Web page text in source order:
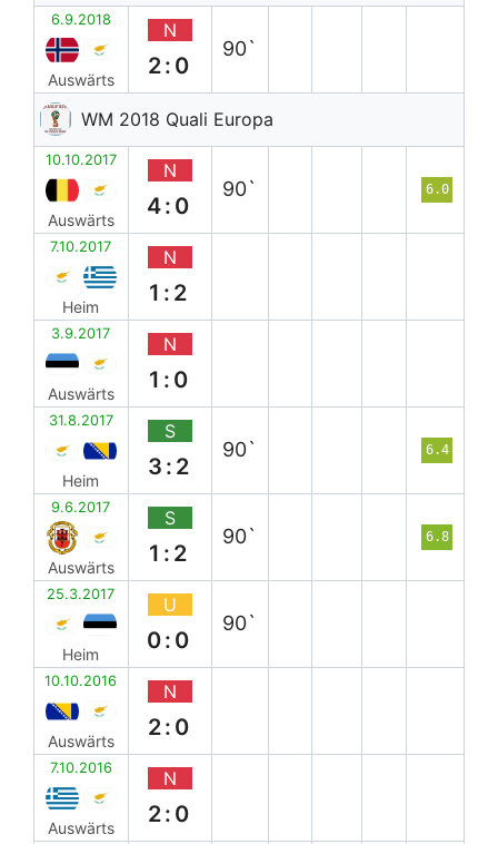
6.9.2018
Auswärts
N
2:0
90`
WM 2018 Quali Europa
10.10.2017
Auswärts
N
4:0
90` 6.0
7.10.2017
Heim
N
1:2
3.9.2017
Auswärts
N
1:0
31.8.2017
Heim
S
3:2
90` 6.4
9.6.2017
Auswärts
S
1:2
90` 6.8
25.3.2017
Heim
U
0:0
90`
10.10.2016
Auswärts
N
2:0
7.10.2016
Auswärts
N
2:0